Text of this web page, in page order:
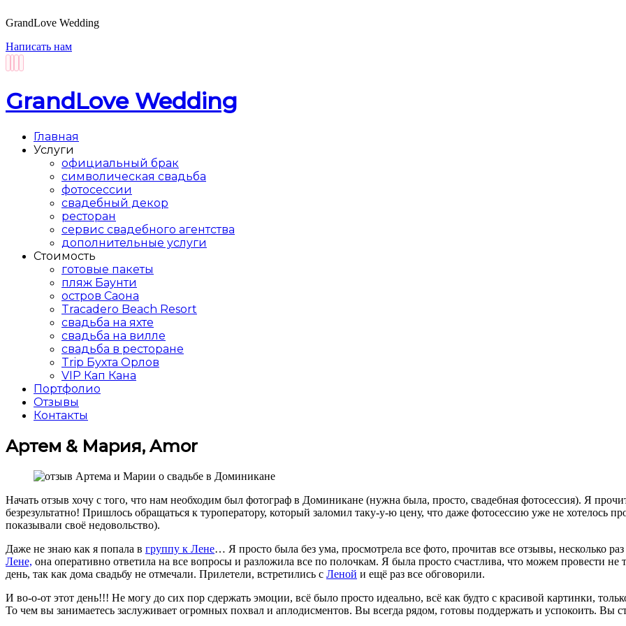
GrandLove Wedding
Написать нам
GrandLove Wedding
Главная
Услуги
официальный брак
символическая свадьба
фотосессии
свадебный декор
ресторан
сервис свадебного агентства
дополнительные услуги
Стоимость
готовые пакеты
пляж Баунти
остров Саона
Tracadero Beach Resort
свадьба на яхте
свадьба на вилле
свадьба в ресторане
Trip Бухта Орлов
VIP Кап Кана
Портфолио
Отзывы
Контакты
Артем & Мария, Amor
Начать отзыв хочу с того, что нам необходим был фотограф в Доминикане (нужна была, просто, свадебная фотосессия). Я
безрезультатно! Пришлось обращаться к туроператору, который заломил таку-у-ю цену, что даже фотосессию уже не хотелось
показывали своё недовольство).
Даже не знаю как я попала в группу к Лене… Я просто была без ума, просмотрела все фото, прочитав все отзывы, несколько
Лене, она оперативно ответила на все вопросы и разложила все по полочкам. Я была просто счастлива, что можем провести
день, так как дома свадьбу не отмечали. Прилетели, встретились с Леной и ещё раз все обговорили.
И во-о-от этот день!!! Не могу до сих пор сдержать эмоции, всё было просто идеально, всё как будто с красивой картинки,
То чем вы занимаетесь заслуживает огромных похвал и аплодисментов. Вы всегда рядом, готовы поддержать и успокоить.